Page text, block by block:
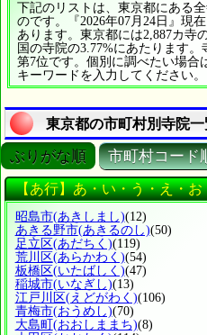
下記のリストは、東京都にある
のです。『2026年07月24日』現
あります。東京都には2,887カ寺
国の寺院の3.77%にあたります
第7位です。個別に調べたい場合
キーワードを入力してください。
東京都の市町村別寺院一
ぶりがな順 市町村コード
【あ行】あ・い・う・え・お
昭島市(あきしまし)(12)
あきる野市(あきるのし)(50)
足立区(あだちく)(119)
荒川区(あらかわく)(54)
板橋区(いたばしく)(47)
稲城市(いなぎし)(13)
江戸川区(えどがわく)(106)
青梅市(おうめし)(70)
大島町 (おおしままち)(8)